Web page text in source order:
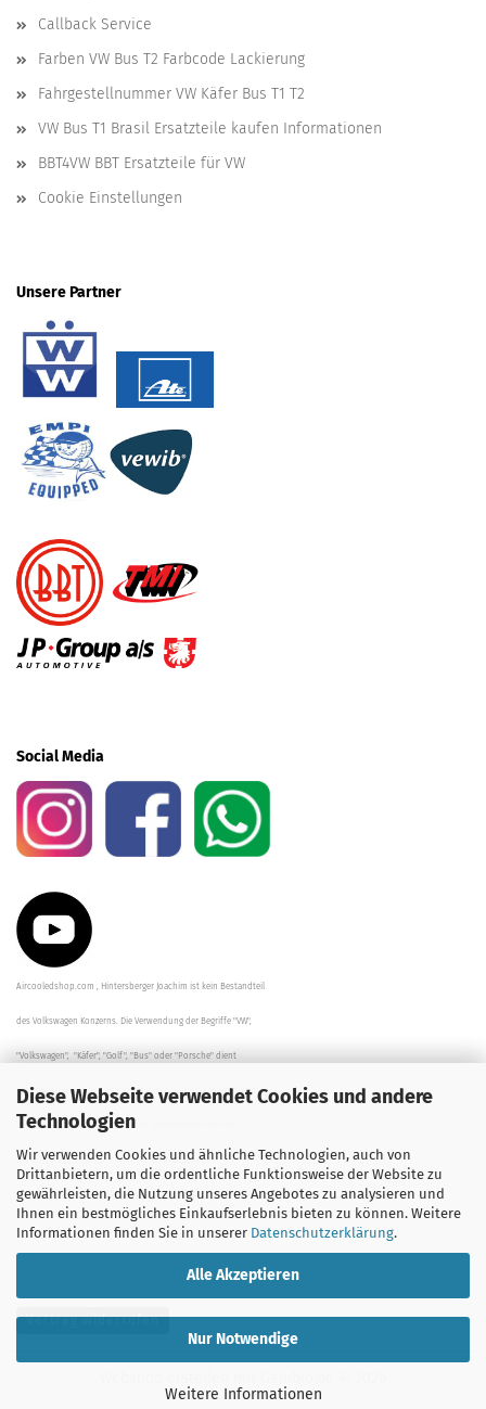
Diese Webseite verwendet Cookies und andere
Technologien
Wir verwenden Cookies und ähnliche Technologien, auch von
Drittanbietern, um die ordentliche Funktionsweise der Website zu
gewährleisten, die Nutzung unseres Angebotes zu analysieren und
Ihnen ein bestmögliches Einkaufserlebnis bieten zu können. Weitere
Informationen finden Sie in unserer Datenschutzerklärung.
Alle Akzeptieren
Nur Notwendige
Weitere Informationen
Callback Service
Farben VW Bus T2 Farbcode Lackierung
Fahrgestellnummer VW Käfer Bus T1 T2
VW Bus T1 Brasil Ersatzteile kaufen Informationen
BBT4VW BBT Ersatzteile für VW
Cookie Einstellungen
Unsere Partner
Social Media
Aircooledshop.com , Hintersberger Joachim ist kein Bestandteil
des Volkswagen Konzerns. Die Verwendung der Begriffe "VW",
"Volkswagen", "Käfer", "Golf", "Bus" oder "Porsche" dient
der Beschreibung der Teile und stellt in keinem Fall eine direkte
Verbindung zu dem Unternehmen "Volkswagen" her/da.
Die Beschreibungen, Zeichnungen und Angaben zur
Verwendung sind sorgfältig überprüft worden.
Vertrag widerrufen